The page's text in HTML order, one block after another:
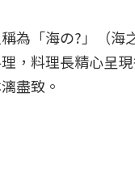
為「海の?」（海
，料理長精心呈
盡致。